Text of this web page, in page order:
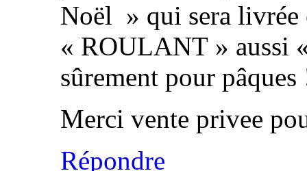
Noël » qui sera livrée
« ROULANT » aussi
sûrement pour pâques
Merci vente privee
Répondre